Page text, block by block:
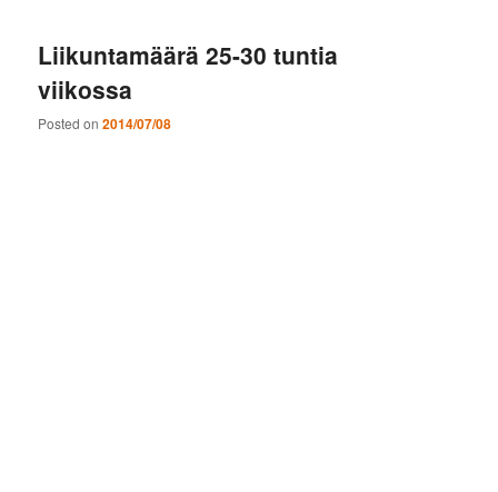
Liikuntamäärä 25-30 tuntia
viikossa
Posted on2014/07/08